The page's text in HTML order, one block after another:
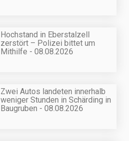
Hochstand in Eberstalzell
zerstört – Polizei bittet um
Mithilfe - 08.08.2026
Zwei Autos landeten innerhalb
weniger Stunden in Schärding in
Baugruben - 08.08.2026